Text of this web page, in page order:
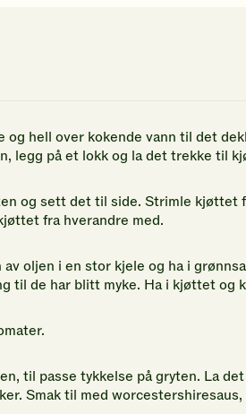
din
vurdering.
og hell over kokende vann til det
legg på et lokk og la det trekke til
og sett det til side. Strimle kjøttet
fra hverandre med.
oljen i en stor kjele og ha i
til de har blitt myke. Ha i kjøttet og
til passe tykkelse på gryten. La
Smak til med